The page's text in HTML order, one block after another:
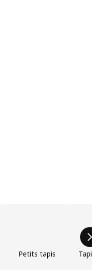
Petits tapis